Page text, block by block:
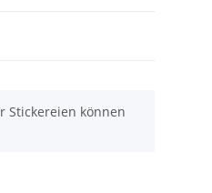
Stickereien können